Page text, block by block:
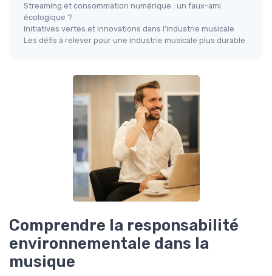
Streaming et consommation numérique : un faux-ami
écologique ?
Initiatives vertes et innovations dans l’industrie musicale
Les défis à relever pour une industrie musicale plus durable
Comprendre la responsabilité
environnementale dans la
musique